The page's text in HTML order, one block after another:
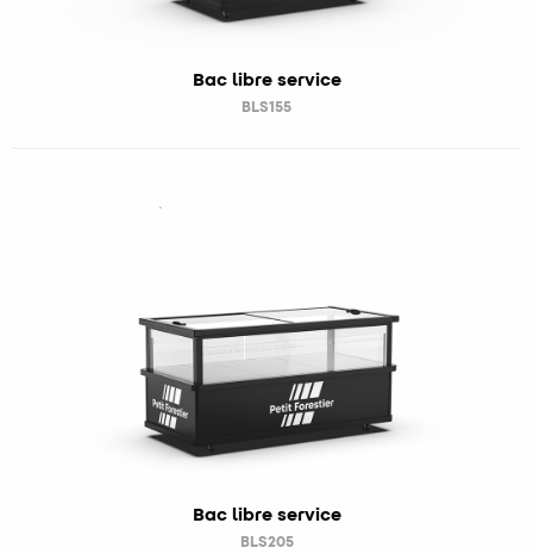
Bac libre service
BLS155
Bac libre service
BLS205